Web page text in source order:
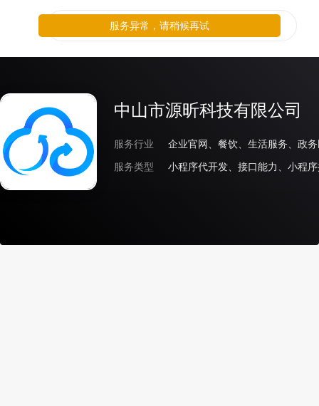
中山市源昕科技有限公司
服务行业
服务类型
小程序代开发、接口能力、小程
服务异常，请稍候再试